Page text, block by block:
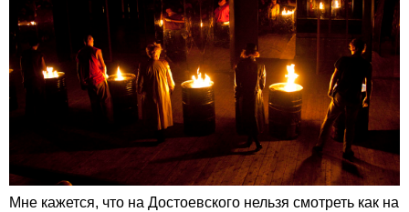
Мне кажется, что на Достоевского нельзя смотреть как на